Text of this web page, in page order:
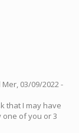
Mer, 03/09/2022 -
that I may have
of you or 3